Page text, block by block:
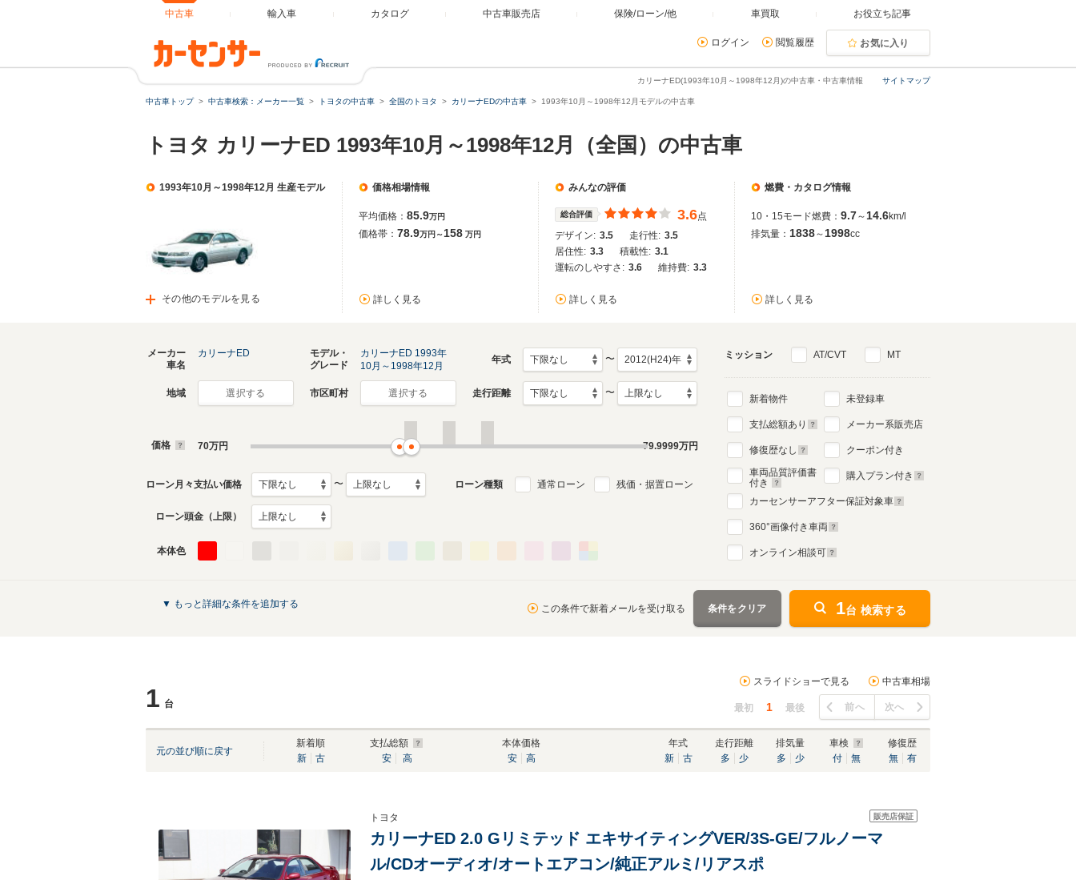
中古車 輸入車 カタログ 中古車販売店 保険/ローン/他 車買取 お役立ち記事
ログイン 閲覧履歴 お気に入り
サイトマップ
カリーナED(1993年10月～1998年12月)の中古車・中古車情報
中古車トップ 中古車検索：メーカー一覧 トヨタの中古車 全国のトヨタ カリーナEDの中古車 1993年10月～1998年12月モデルの中古車
トヨタ カリーナED 1993年10月～1998年12月（全国）の中古車
1993年10月～1998年12月 生産モデル
その他のモデルを見る
価格相場情報
平均価格： 85.9万円
価格帯： 78.9万円～158 万円
詳しく見る
みんなの評価
総合評価 3.6点
デザイン: 3.5 走行性: 3.5
居住性: 3.3 積載性: 3.1
運転のしやすさ: 3.6 維持費: 3.3
詳しく見る
燃費・カタログ情報
10・15モード燃費： 9.7～ 14.6km/l
排気量： 1838～ 1998cc
詳しく見る
月生産モデル
カリーナEDのカタログを見る
メーカー
車名
カリーナED
モデル・
グレード
カリーナED 1993年
10月～1998年12月
年式 〜
地域 選択する 市区町村 選択する 走行距離 〜
価格 70万円 79.9999万円
ローン月々支払い価格 〜 ローン種類 通常ローン 残価・据置ローン
ローン頭金（上限）
本体色
ミッション AT/CVT MT
新着物件
支払総額あり
修復歴なし
車両品質評価書
付き
未登録車
メーカー系販売店
クーポン付き
購入プラン付き
カーセンサーアフター保証対象車
360°画像付き車両
オンライン相談可
▼ もっと詳細な条件を追加する この条件で新着メールを受け取る 条件をクリア 1台 検索する
1 台
スライドショーで見る 中古車相場
最初 1 最後 前へ 次へ
元の並び順に戻す
新着順
新
古
支払総額
安
高
本体価格
安
高
年式
新
古
走行距離
多
少
排気量
多
少
車検
付
無
修復歴
無
有
販売店保証
トヨタ
カリーナED 2.0 Gリミテッド エキサイティングVER/3S-GE/フルノーマ
ル/CDオーディオ/オートエアコン/純正アルミ/リアスポ